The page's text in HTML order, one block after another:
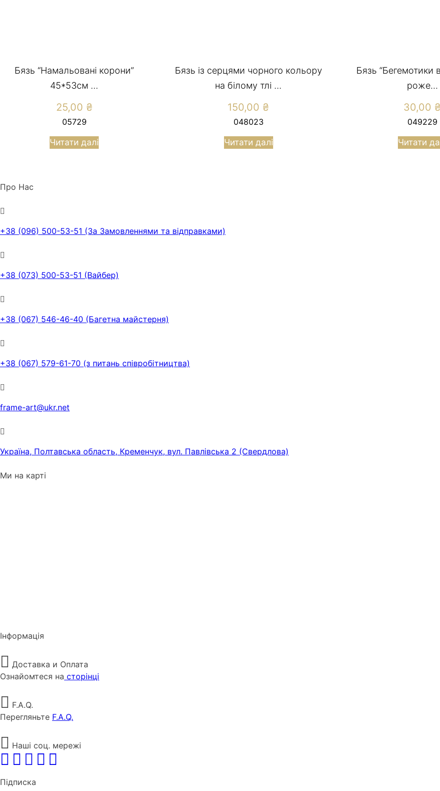
Бязь “Намальовані корони”
45*53см ...
25,00 ₴
05729
Читати далі
Бязь із серцями чорного кольору
на білому тлі ...
150,00 ₴
048023
Читати далі
Бязь “Бегемотики
роже...
30,00 ₴
049229
Читати
Про Нас
+38 (096) 500-53-51 (За Замовленнями та відправками)
+38 (073) 500-53-51 (Вайбер)
+38 (067) 546-46-40 (Багетна майстерня)
+38 (067) 579-61-70 (з питань співробітництва)
frame-art@ukr.net
Україна, Полтавська область, Кременчук, вул. Павлівська 2 (Свердлова)
Ми на карті
Інформація
Доставка и Оплата
Ознайомтеся на сторінці
F.A.Q.
Перегляньте F.A.Q.
Наші соц. мережі
Підписка